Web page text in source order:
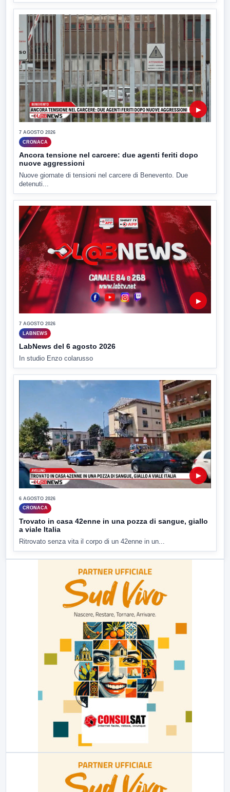
▶
7 AGOSTO 2026
CRONACA
Ancora tensione nel carcere: due agenti feriti dopo
nuove aggressioni
Nuove giornate di tensioni nel carcere di Benevento. Due
detenuti...
▶
7 AGOSTO 2026
LABNEWS
LabNews del 6 agosto 2026
In studio Enzo colarusso
▶
6 AGOSTO 2026
CRONACA
Trovato in casa 42enne in una pozza di sangue, giallo
a viale Italia
Ritrovato senza vita il corpo di un 42enne in un...